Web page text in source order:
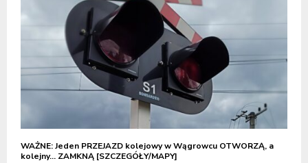
WAŻNE: Jeden PRZEJAZD kolejowy w Wągrowcu OTWORZĄ, a
kolejny… ZAMKNĄ [SZCZEGÓŁY/MAPY]